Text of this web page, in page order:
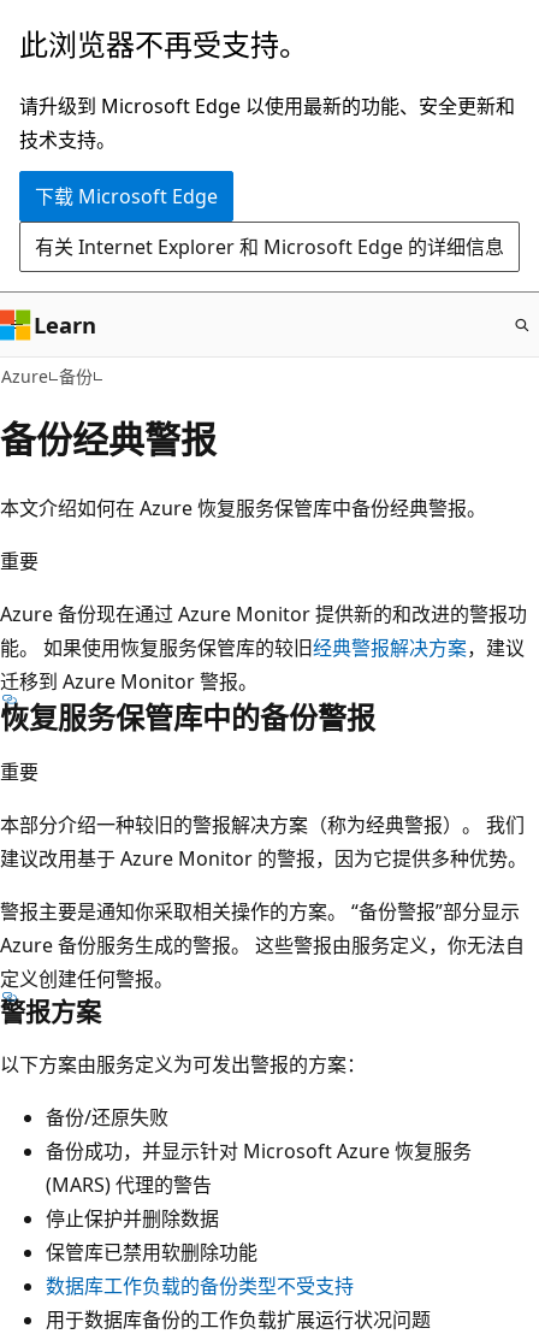
跳
主
要
内
此浏览器不再受支持。
请升级到 Microsoft Edge 以使用最新的功能、安全更新和
技术支持。
下载 Microsoft Edge
有关 Internet Explorer 和 Microsoft Edge 的详细信息
Learn
Azure 备份
备份经典警报
本文介绍如何在 Azure 恢复服务保管库中备份经典警报。
重要
Azure 备份现在通过 Azure Monitor 提供新的和改进的警报功
能。 如果使用恢复服务保管库的较旧经典警报解决方案，建议
迁移到 Azure Monitor 警报。
恢复服务保管库中的备份警报
重要
本部分介绍一种较旧的警报解决方案（称为经典警报）。 我们
建议改用基于 Azure Monitor 的警报，因为它提供多种优势。
警报主要是通知你采取相关操作的方案。 “备份警报”部分显示
Azure 备份服务生成的警报。 这些警报由服务定义，你无法自
定义创建任何警报。
警报方案
以下方案由服务定义为可发出警报的方案：
备份/还原失败
备份成功，并显示针对 Microsoft Azure 恢复服务
(MARS) 代理的警告
停止保护并删除数据
保管库已禁用软删除功能
数据库工作负载的备份类型不受支持
用于数据库备份的工作负载扩展运行状况问题